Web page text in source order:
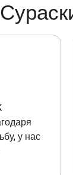
у нас